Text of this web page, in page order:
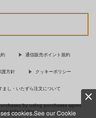
cookies.See our Cookie
通信販売ポイント規約
護方針 クッキーポリシー
まし・いたずら注文について
by using purchases agent
information …more